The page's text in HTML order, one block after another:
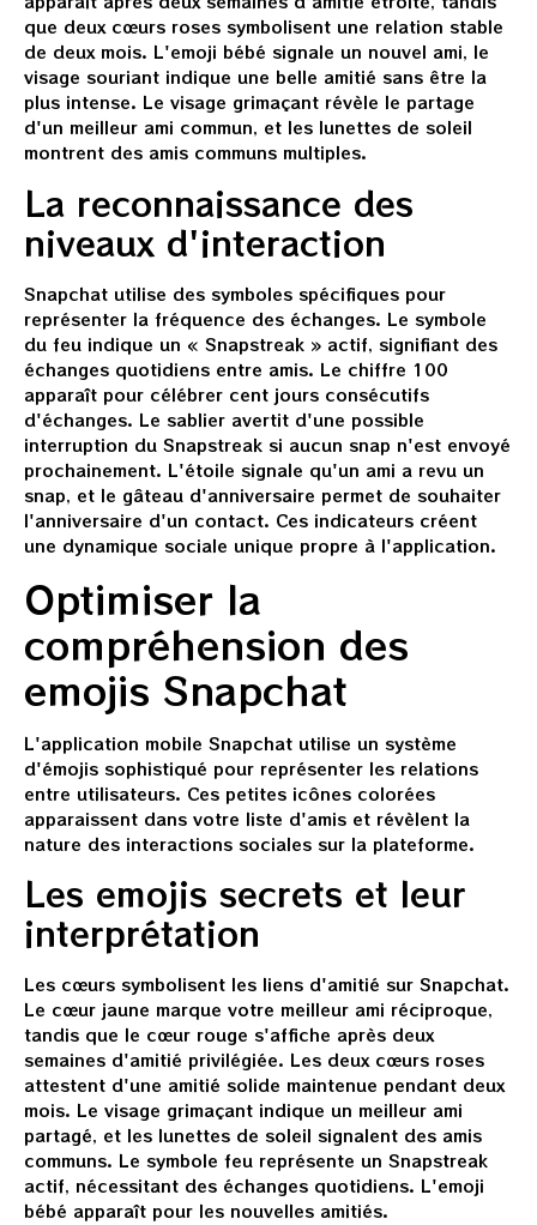
que deux cœurs roses symbolisent une relation stable
de deux mois. L'emoji bébé signale un nouvel ami, le
visage souriant indique une belle amitié sans être la
plus intense. Le visage grimaçant révèle le partage
d'un meilleur ami commun, et les lunettes de soleil
montrent des amis communs multiples.
La reconnaissance des
niveaux d'interaction
Snapchat utilise des symboles spécifiques pour
représenter la fréquence des échanges. Le symbole
du feu indique un « Snapstreak » actif, signifiant des
échanges quotidiens entre amis. Le chiffre 100
apparaît pour célébrer cent jours consécutifs
d'échanges. Le sablier avertit d'une possible
interruption du Snapstreak si aucun snap n'est envoyé
prochainement. L'étoile signale qu'un ami a revu un
snap, et le gâteau d'anniversaire permet de souhaiter
l'anniversaire d'un contact. Ces indicateurs créent
une dynamique sociale unique propre à l'application.
Optimiser la
compréhension des
emojis Snapchat
L'application mobile Snapchat utilise un système
d'émojis sophistiqué pour représenter les relations
entre utilisateurs. Ces petites icônes colorées
apparaissent dans votre liste d'amis et révèlent la
nature des interactions sociales sur la plateforme.
Les emojis secrets et leur
interprétation
Les cœurs symbolisent les liens d'amitié sur Snapchat.
Le cœur jaune marque votre meilleur ami réciproque,
tandis que le cœur rouge s'affiche après deux
semaines d'amitié privilégiée. Les deux cœurs roses
attestent d'une amitié solide maintenue pendant deux
mois. Le visage grimaçant indique un meilleur ami
partagé, et les lunettes de soleil signalent des amis
communs. Le symbole feu représente un Snapstreak
actif, nécessitant des échanges quotidiens. L'emoji
bébé apparaît pour les nouvelles amitiés.